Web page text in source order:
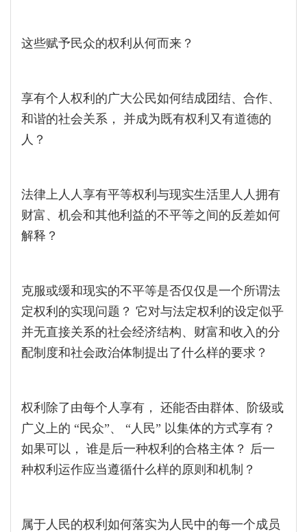
这些赋予民众的权利从何而来？
享有个人权利的广大公民如何结成团结、合作、
和谐的社会关系， 并成为既有权利又有道德的
人？
法律上人人享有平等权利与现实生活里人人拥有
财富、机会和其他利益的不平等之间的反差如何
解释？
克服或缓和现实的不平等是否仅仅是一个所谓法
定权利的实现问题？ 它对与法定权利的设定似乎
并无直接关系的社会经济结构、财富和收入的分
配制度和社会政治体制提出了什么样的要求？
权利除了由每个人享有， 还能否由群体、阶级或
广义上的 “民众”、 “人民” 以集体的方式享有？
如果可以， 谁是后一种权利的合格主体？ 后一
种权利运作应当遵循什么样的原则和机制？
属于人民的权利如何落实为人民中的每一个成员